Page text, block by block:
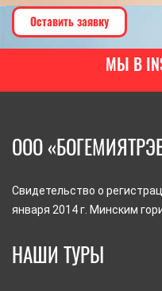
МЫ В
ООО
Свидетельство о
января 2014 г. Минским
НАШИ ТУРЫ